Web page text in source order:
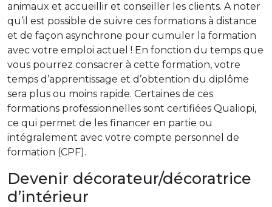
animaux et accueillir et conseiller les clients. A noter
qu’il est possible de suivre ces formations à distance
et de façon asynchrone pour cumuler la formation
avec votre emploi actuel ! En fonction du temps que
vous pourrez consacrer à cette formation, votre
temps d’apprentissage et d’obtention du diplôme
sera plus ou moins rapide. Certaines de ces
formations professionnelles sont certifiées Qualiopi,
ce qui permet de les financer en partie ou
intégralement avec votre compte personnel de
formation (CPF).
Devenir décorateur/décoratrice
d’intérieur